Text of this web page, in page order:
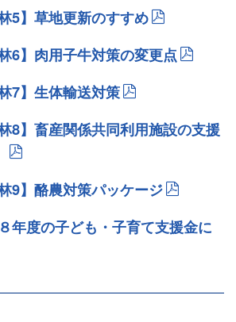
5】草地更新のすすめ
6】肉用子牛対策の変更点
7】生体輸送対策
8】畜産関係共同利用施設の支援
9】酪農対策パッケージ
年度の子ども・子育て支援金に